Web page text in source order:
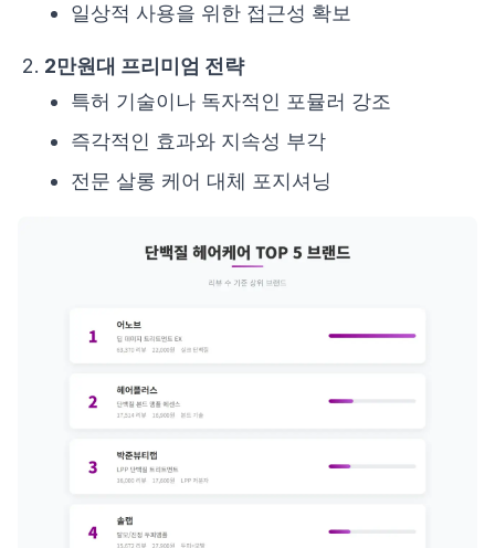
일상적 사용을 위한 접근성 확보
2만원대 프리미엄 전략
특허 기술이나 독자적인 포뮬러 강조
즉각적인 효과와 지속성 부각
전문 살롱 케어 대체 포지셔닝